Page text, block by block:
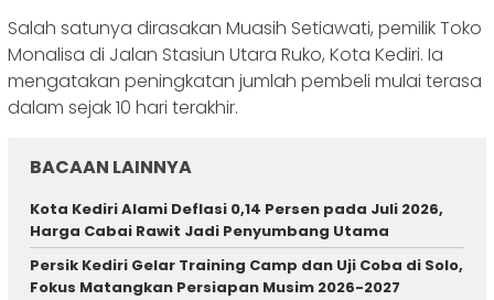
‎Salah satunya dirasakan Muasih Setiawati, pemilik Toko
Monalisa di Jalan Stasiun Utara Ruko, Kota Kediri. Ia
mengatakan peningkatan jumlah pembeli mulai terasa
dalam sejak 10 hari terakhir.
BACAAN LAINNYA
Kota Kediri Alami Deflasi 0,14 Persen pada Juli 2026,
Harga Cabai Rawit Jadi Penyumbang Utama
Persik Kediri Gelar Training Camp dan Uji Coba di Solo,
Fokus Matangkan Persiapan Musim 2026-2027